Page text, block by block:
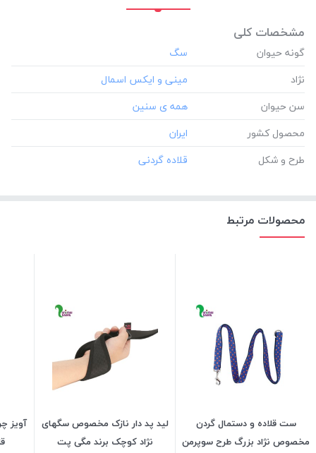
مشخصات کلی
گونه حیوان
نژاد
سن حیوان
محصول کشور
طرح و شکل
محصولات مرتبط
ست قلاده و دستمال گردن
مخصوص نژاد بزرگ طرح سوپرمن
لید پد دار نازک مخصوص سگهای
نژاد کوچک برند مگی پت
آویز